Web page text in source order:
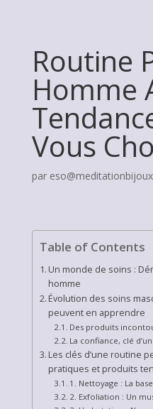
Routine
Homme
Vous
par
Table of Contents
Un monde de soins :
homme
Évolution des soins
peuvent en apprendre
Des produits
La confiance, clé
Les clés d’une routine
pratiques et produits
1. Nettoyage : La
2. Exfoliation : Un